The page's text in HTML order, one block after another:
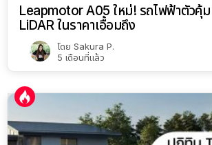
Leapmotor A05 ใหม่! รถไฟฟ้าตัวคุ้
LiDAR ในราคาเอื้อมถึง
โดย Sakura P.
5 เดือนที่แล้ว